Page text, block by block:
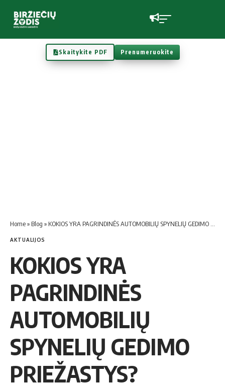
Skaitykite PDF Prenumeruokite
Home» Blog » KOKIOS YRA PAGRINDINĖS AUTOMOBILIŲ SPYNELIŲ GEDIMO PRIEŽASTYS?
AKTUALIJOS
KOKIOS YRA
PAGRINDINĖS
AUTOMOBILIŲ
SPYNELIŲ GEDIMO
PRIEŽASTYS?